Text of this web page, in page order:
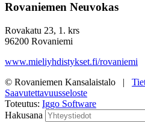
Rovaniemen Neuvokas
Rovakatu 23, 1. krs
96200 Rovaniemi
www.mieliyhdistykset.fi/rovaniemi
© Rovaniemen Kansalaistalo |
Saavutettavuusseloste
Toteutus: Iggo Software
Hakusana